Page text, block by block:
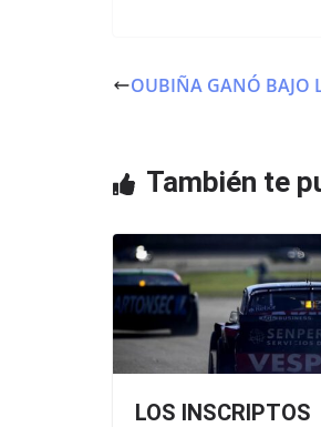
e
o
k
er s
p
OUBIÑA GANÓ BAJO
También te
LOS INSCRIPTOS